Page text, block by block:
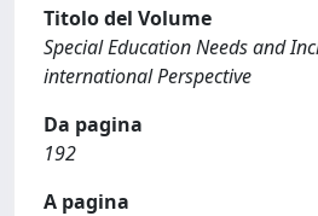
Titolo del Volume
Special Education Needs and
international Perspective
Da pagina
192
A pagina